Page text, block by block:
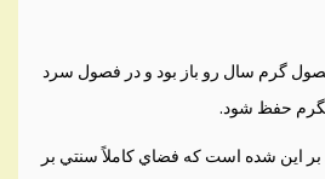
گرم سال رو باز بود و در فصول سرد
حفظ شود.
اين شده است که فضاي کاملاً سنتي بر